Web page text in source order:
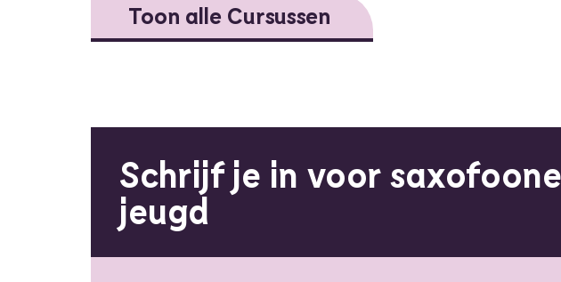
Toon alle Cursussen
Schrijf je in voor
jeugd